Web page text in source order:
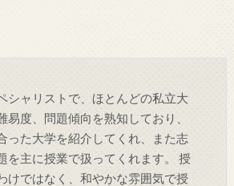
シャリストで、ほとんどの私立大
易度、問題傾向を熟知しており、
った大学を紹介してくれ、また志
を主に授業で扱ってくれます。 授
けではなく、和やかな雰囲気で授